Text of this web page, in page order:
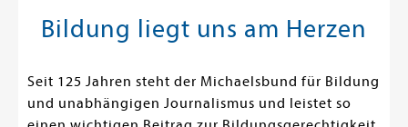
Bildung liegt uns am Herzen
Seit 125 Jahren steht der Michaelsbund für Bildung
und unabhängigen Journalismus und leistet so